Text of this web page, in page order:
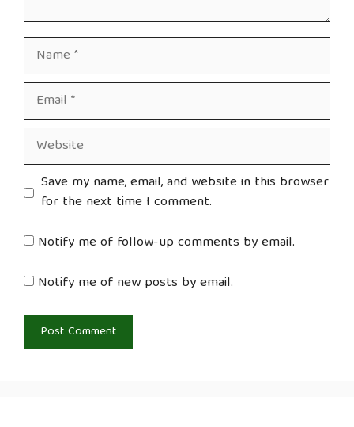
Name
Email
Website
Save my name, email, and website in this browser
for the next time I comment.
Notify me of follow-up comments by email.
Notify me of new posts by email.